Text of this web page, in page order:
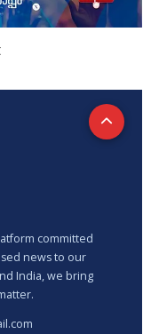
committed
news to our
India, we bring